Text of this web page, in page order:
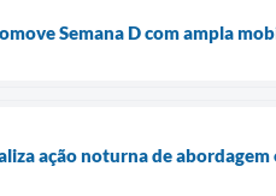
Semana D com ampla
ação noturna de